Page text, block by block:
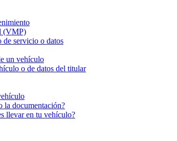
(VMP)
servicio o datos
un vehículo
o de datos del titular
la documentación?
llevar en tu vehículo?